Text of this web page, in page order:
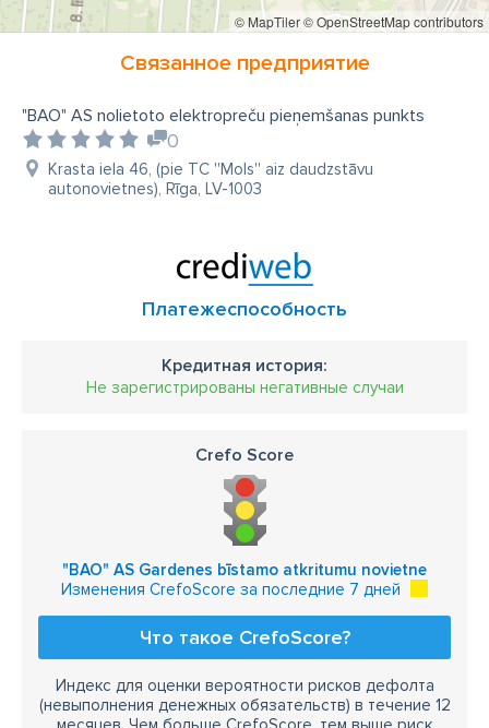
© MapTiler© OpenStreetMap contributors
Связанное предприятие
"BAO" AS nolietoto elektropreču pieņemšanas punkts
0
Krasta iela 46, (pie TC ''Mols'' aiz daudzstāvu
autonovietnes), Rīga, LV-1003
Платежеспособность
Кредитная история:
Не зарегистрированы негативные случаи
Crefo Score
"BAO" AS Gardenes bīstamo atkritumu novietne
Изменения CrefoScore за последние 7 дней
Что такое CrefoScore?
Индекс для оценки вероятности рисков дефолта
(невыполнения денежных обязательств) в течение 12